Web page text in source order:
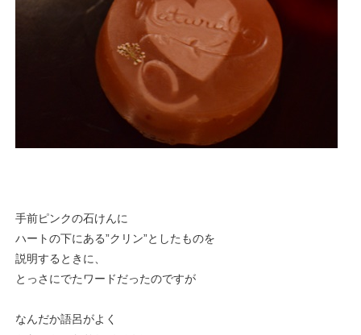
手前ピンクの石けんに
ハートの下にある”クリン”としたものを
説明するときに、
とっさにでたワードだったのですが
なんだか語呂がよく